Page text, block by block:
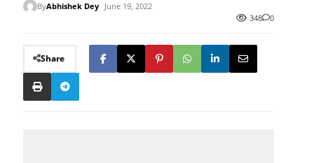
ByAbhishek Dey
June 19, 2022
348
0
Share